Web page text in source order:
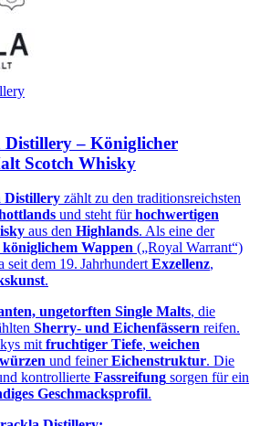
– Königlicher
Scotch Whisky
Distillery zählt zu den traditionsreichsten
und steht fürhochwertigen
aus den Highlands. Als eine der
königlichem Wappen („Royal Warrant“)
dem 19. Jahrhundert Exzellenz,
.
ungetorften Single Malts, die
Sherry‑ und Eichenfässern reifen.
mit fruchtiger Tiefe, weichen
und feinerEichenstruktur. Die
kontrollierte Fassreifung sorgen für ein
Geschmacksprofil.